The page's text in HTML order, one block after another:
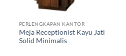
PERLENGKAPAN KANTOR
Meja Receptionist Kayu Jati
Solid Minimalis